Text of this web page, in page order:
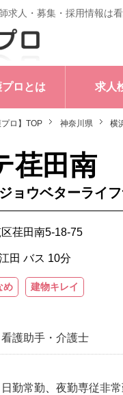
求人・募集・採用情報は
ロとは 求人
ロ】TOP 神奈川県 横
荏田南
ジョウベターラ
荏田南5-18-75
田 バス 10分
め 建物キレイ
看護助手・介護士
日勤常勤 夜勤専従非常